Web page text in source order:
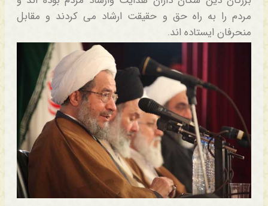
مردم را به راه حق و حقیقت ارشاد می کردند و مقابل
منحرفان ایستاده اند.